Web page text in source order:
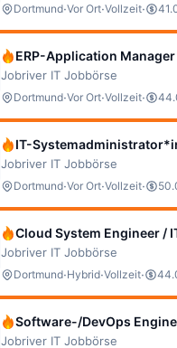
Dortmund·Vor Ort·Vollzeit·
ERP-Application
Jobriver IT Jobbörse
Dortmund·Vor Ort·Vollzeit·
IT-
Jobriver IT Jobbörse
Dortmund·Vor Ort·Vollzeit·
Cloud System Engineer /
Jobriver IT Jobbörse
Dortmund·Hybrid·Vollzeit·
Software-/DevOps
Jobriver IT Jobbörse